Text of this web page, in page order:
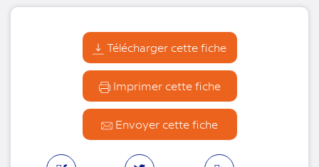
Télécharger cette fiche
Imprimer cette fiche
Envoyer cette fiche